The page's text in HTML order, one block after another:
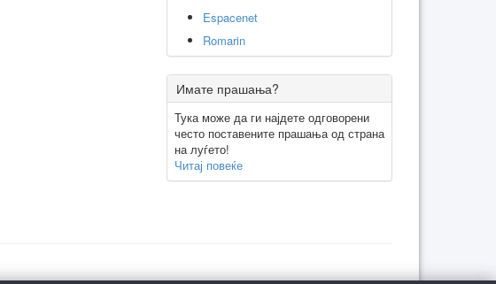
Espacenet
Romarin
Имате прашања?
Тука може да ги најдете одговорени
често поставените прашања од страна
на луѓето!
Читај повеќе